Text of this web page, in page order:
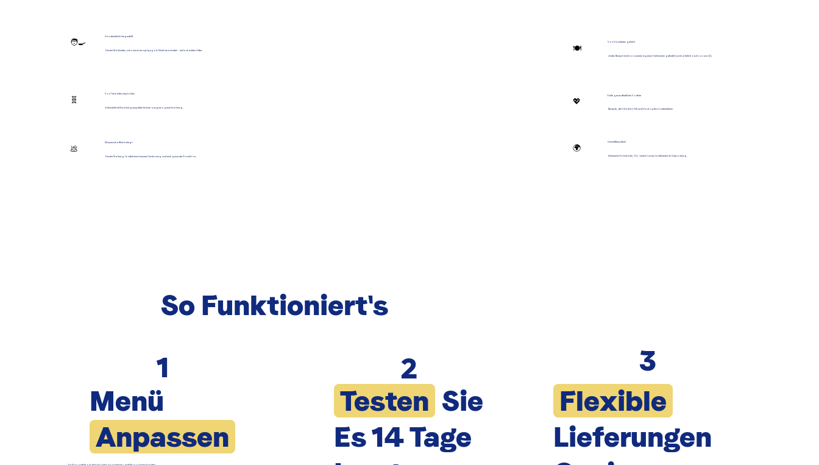
🧑‍🍳
Handwerklich hergestellt
Frische Mahlzeiten, schonend dampfgegart. Nicht verarbeitet – einfach echtes Futter.
🧬
Entwickelt mit Ernährungsexperten für eine ausgewogene Ernährung.
Von Tierärzten empfohlen
💩
Wissenschaftlich belegt
Frische Nahrung fördert eine bessere Verdauung und eine gesunde Darmflora.
💖
Echte gesundheitliche Vorteile
Rezepte, die Vitalität, Fell und Haut optimal unterstützen.
🌍
Umweltfreundlich
Schweizer Hofzutaten, CO₂-neutral und plastikneutrale Verpackung.
🍽️
Von Haustieren geliebt
Jedes Rezept wird von unseren eigenen Vierbeinern getestet (und natürlich auch von uns 😉).
So Funktioniert's
1
Menü
Anpassen
Testen Sie
Es 14 Tage
2
Flexible
Lieferungen
3